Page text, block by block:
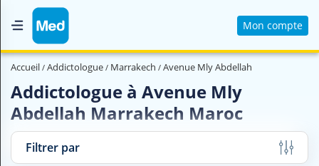
Mon compte
Accueil
Magazine Médical
Accueil Addictologue Marrakech Avenue Mly Abdellah
Addictologue à Avenue Mly
Abdellah Marrakech Maroc
Filtrer par